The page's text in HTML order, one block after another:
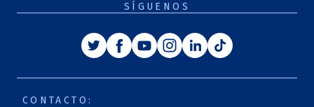
SÍGUENOS
TwitterFacebook
YoutubeInstagram
LinkedinTiktok
CONTACTO: